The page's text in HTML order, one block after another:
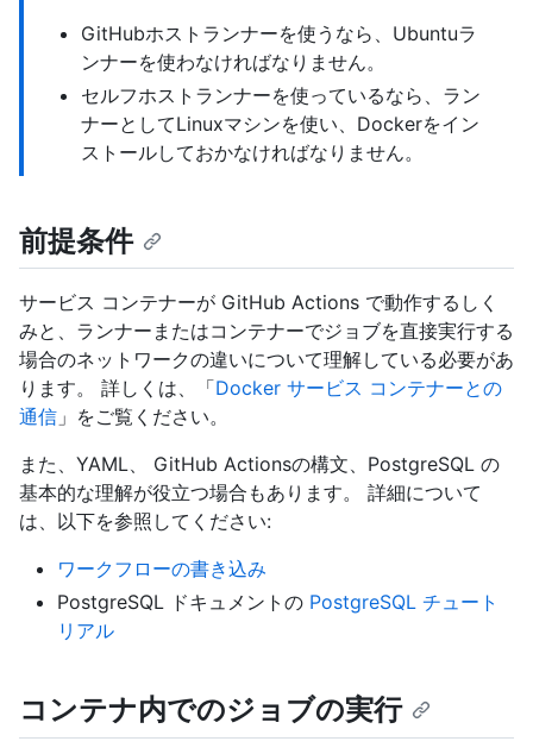
GitHubホストランナーを使うなら、Ubuntuラ
ンナーを使わなければなりません。
セルフホストランナーを使っているなら、ラン
ナーとしてLinuxマシンを使い、Dockerをイン
ストールしておかなければなりません。
前提条件
サービス コンテナーが GitHub Actions で動作するしく
みと、ランナーまたはコンテナーでジョブを直接実行する
場合のネットワークの違いについて理解している必要があ
ります。 詳しくは、「Docker サービス コンテナーとの
通信 」をご覧ください。
また、YAML、 GitHub Actionsの構文、PostgreSQL の
基本的な理解が役立つ場合もあります。 詳細について
は、以下を参照してください:
ワークフローの書き込み
PostgreSQL ドキュメントの PostgreSQL チュート
リアル
コンテナ内でのジョブの実行